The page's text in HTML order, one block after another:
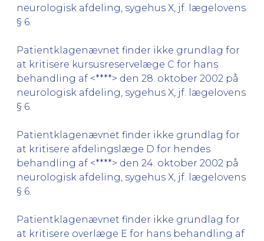
neurologisk afdeling, sygehus X, jf. lægelovens
§ 6.
Patientklagenævnet finder ikke grundlag for
at kritisere kursusreservelæge C for hans
behandling af <****> den 28. oktober 2002 på
neurologisk afdeling, sygehus X, jf. lægelovens
§ 6.
Patientklagenævnet finder ikke grundlag for
at kritisere afdelingslæge D for hendes
behandling af <****> den 24. oktober 2002 på
neurologisk afdeling, sygehus X, jf. lægelovens
§ 6.
Patientklagenævnet finder ikke grundlag for
at kritisere overlæge E for hans behandling af